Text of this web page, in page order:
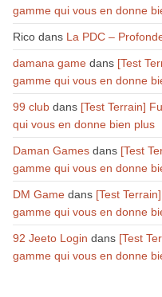
gamme qui vous en donne
Ricodans La PDC –
damana gamedans [Test
gamme qui vous en donne
99 clubdans [Test Terrain]
qui vous en donne bien plus
Daman Gamesdans [Test
gamme qui vous en donne
DM Gamedans [Test
gamme qui vous en donne
92 Jeeto Login dans [Test
gamme qui vous en donne